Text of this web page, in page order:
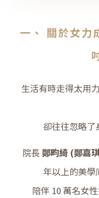
一、 關於女力
生活有時走得太用
卻往往忽略了
院長 鄭畇綺 (鄭嘉
年以上的美學
陪伴 10 萬名女